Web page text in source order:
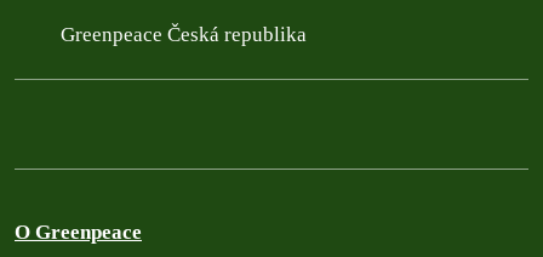
Greenpeace Česká republika
O Greenpeace